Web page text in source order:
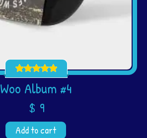
Woo Album #4
$ 9
Add to cart